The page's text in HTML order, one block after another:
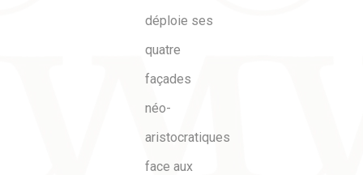
déploie ses
quatre
façades
néo-
aristocratiques
face aux